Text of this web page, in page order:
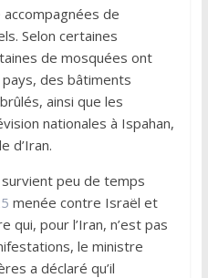
de
Selon certaines
de mosquées ont
des bâtiments
ainsi que les
nationales à Ispahan,
d’Iran.
peu de temps
menée contre Israël et
pour l’Iran, n’est pas
le ministre
a déclaré qu’il